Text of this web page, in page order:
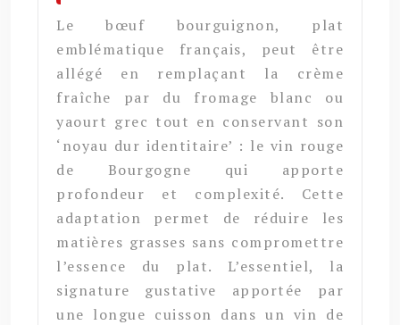
Le bœuf bourguignon, plat
emblématique français, peut être
allégé en remplaçant la crème
fraîche par du fromage blanc ou
yaourt grec tout en conservant son
‘noyau dur identitaire’ : le vin rouge
de Bourgogne qui apporte
profondeur et complexité. Cette
adaptation permet de réduire les
matières grasses sans compromettre
l’essence du plat. L’essentiel, la
signature gustative apportée par
une longue cuisson dans un vin de